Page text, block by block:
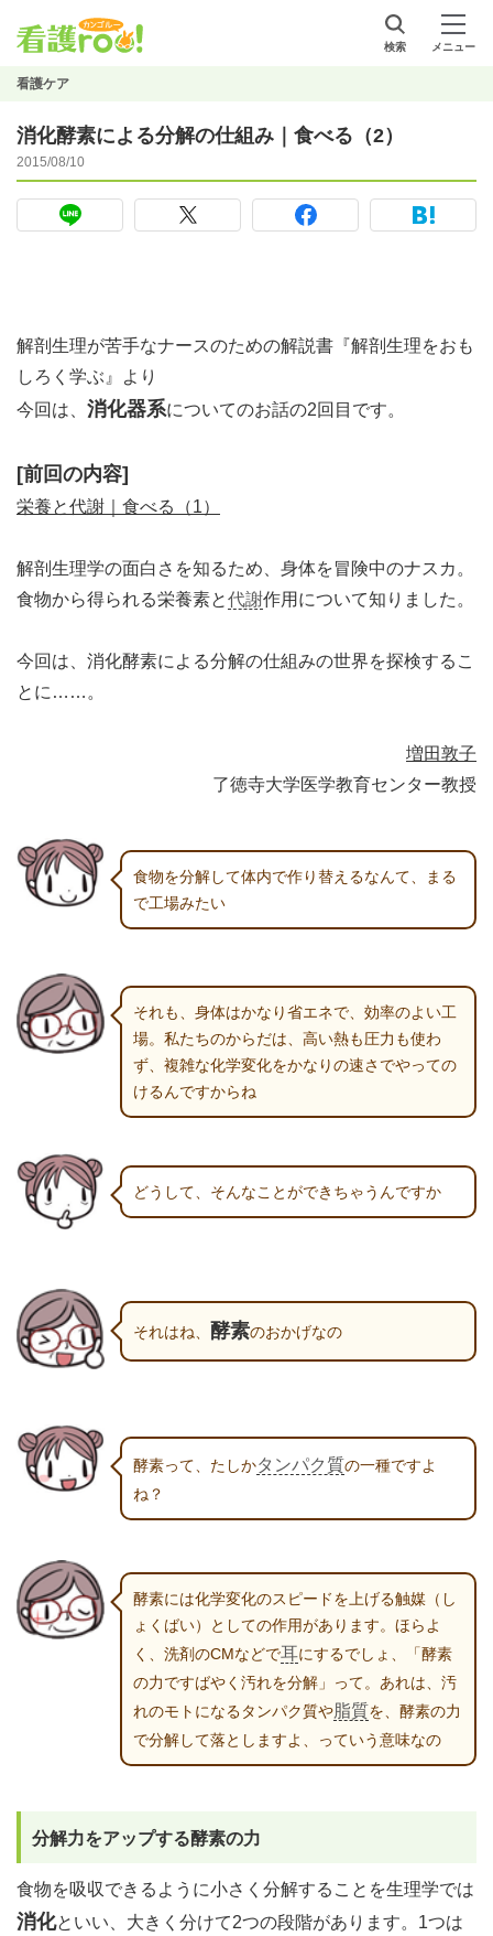
検索 メニュー
看護ケア
消化酵素による分解の仕組み｜食べる（2）
2015/08/10
解剖生理が苦手なナースのための解説書『解剖生理をおも
しろく学ぶ』より
今回は、 消化器系についてのお話の2回目です。
[前回の内容]
栄養と代謝｜食べる（1）
解剖生理学の面白さを知るため、身体を冒険中のナスカ。
食物から得られる栄養素と代謝作用について知りました。
今回は、消化酵素による分解の仕組みの世界を探検するこ
とに……。
増田敦子
了徳寺大学医学教育センター教授
食物を分解して体内で作り替えるなんて、まる
で工場みたい
それも、身体はかなり省エネで、効率のよい工
場。私たちのからだは、高い熱も圧力も使わ
ず、複雑な化学変化をかなりの速さでやっての
けるんですからね
どうして、そんなことができちゃうんですか
それはね、 酵素のおかげなの
酵素って、たしかタンパク質の一種ですよ
ね？
酵素には化学変化のスピードを上げる触媒（し
ょくばい）としての作用があります。ほらよ
く、洗剤のCMなどで耳にするでしょ、「酵素
の力ですばやく汚れを分解」って。あれは、汚
れのモトになるタンパク質や脂質を、酵素の力
で分解して落としますよ、っていう意味なの
分解力をアップする酵素の力
食物を吸収できるように小さく分解することを生理学では
消化といい、大きく分けて2つの段階があります。1つは